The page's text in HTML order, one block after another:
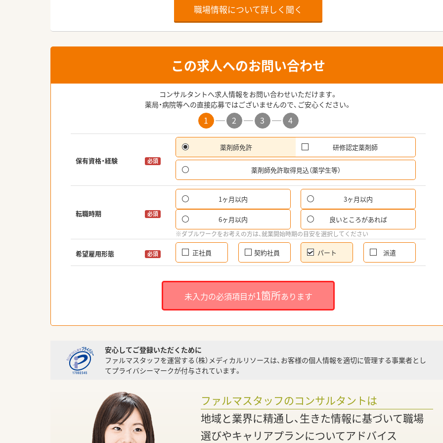
職場情報について詳しく聞く
この求人へのお問い合わせ
コンサルタントへ求人情報をお問い合わせいただけます。
薬局・病院等への直接応募ではございませんので、ご安心ください。
1 2 3 4
保有資格・経験 必須
薬剤師免許 研修認定薬剤師
薬剤師免許取得見込（薬学生等）
転職時期 必須
1ヶ月以内 3ヶ月以内
6ヶ月以内 良いところがあれば
※ダブルワークをお考えの方は、就業開始時期の目安を選択してください
希望雇用形態 必須 正社員 契約社員 パート 派遣
未入力の必須項目が1箇所あります
安心してご登録いただくために
ファルマスタッフを運営する（株）メディカルリソースは、お客様の個人情報を適切に管理する事業者とし
てプライバシーマークが付与されています。
ファルマスタッフのコンサルタントは
地域と業界に精通し、生きた情報に基づいて職場
選びやキャリアプランについてアドバイス